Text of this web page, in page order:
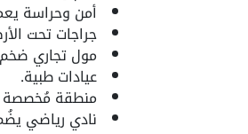
أمن وحراسة
جراجات تحت
مول تجاري ضخم
عيادات طبية.
منطقة مُخصصة
نادي رياضي